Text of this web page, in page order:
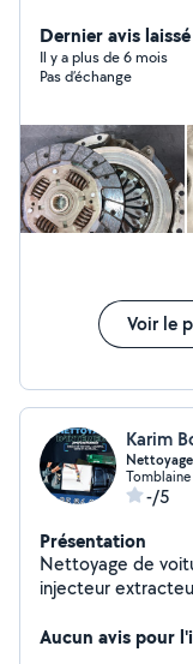
Peugeot, Citroën,
marque aussi !!
types de
tout heure je
Dernier avis
Il y a plus de 6 mois
Pas d’échange
Voir le
Karim
Nettoyage
Tomblaine
-/5
Présentation
Nettoyage de
injecteur
Aucun avis pour